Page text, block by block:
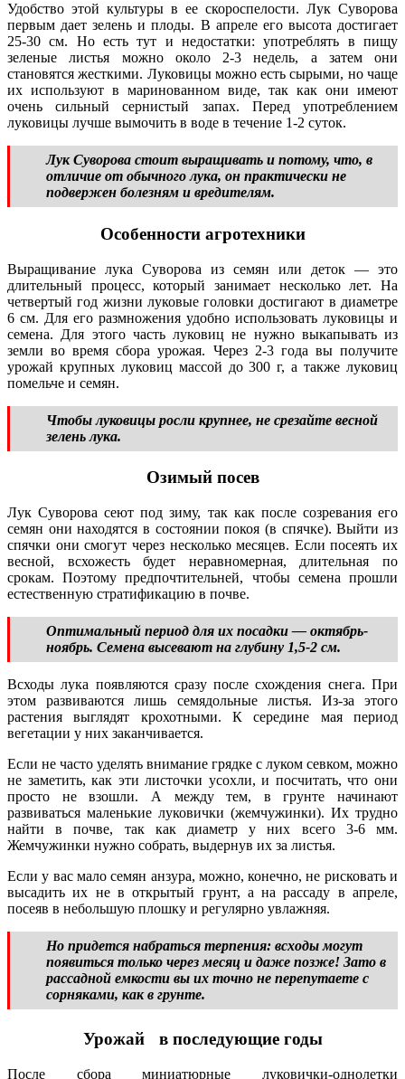
Удобство этой культуры в ее скороспелости. Лук Суворова
первым дает зелень и плоды. В апреле его высота достигает
25-30 см. Но есть тут и недостатки: употреблять в пищу
зеленые листья можно около 2-3 недель, а затем они
становятся жесткими. Луковицы можно есть сырыми, но чаще
их используют в маринованном виде, так как они имеют
очень сильный сернистый запах. Перед употреблением
луковицы лучше вымочить в воде в течение 1-2 суток.
Лук Суворова стоит выращивать и потому, что, в
отличие от обычного лука, он практически не
подвержен болезням и вредителям.
Особенности агротехники
Выращивание лука Суворова из семян или деток — это
длительный процесс, который занимает несколько лет. На
четвертый год жизни луковые головки достигают в диаметре
6 см. Для его размножения удобно использовать луковицы и
семена. Для этого часть луковиц не нужно выкапывать из
земли во время сбора урожая. Через 2-3 года вы получите
урожай крупных луковиц массой до 300 г, а также луковиц
помельче и семян.
Чтобы луковицы росли крупнее, не срезайте весной
зелень лука.
Озимый посев
Лук Суворова сеют под зиму, так как после созревания его
семян они находятся в состоянии покоя (в спячке). Выйти из
спячки они смогут через несколько месяцев. Если посеять их
весной, всхожесть будет неравномерная, длительная по
срокам. Поэтому предпочтительней, чтобы семена прошли
естественную стратификацию в почве.
Оптимальный период для их посадки — октябрь-
ноябрь. Семена высевают на глубину 1,5-2 см.
Всходы лука появляются сразу после схождения снега. При
этом развиваются лишь семядольные листья. Из-за этого
растения выглядят крохотными. К середине мая период
вегетации у них заканчивается.
Если не часто уделять внимание грядке с луком севком, можно
не заметить, как эти листочки усохли, и посчитать, что они
просто не взошли. А между тем, в грунте начинают
развиваться маленькие луковички (жемчужинки). Их трудно
найти в почве, так как диаметр у них всего 3-6 мм.
Жемчужинки нужно собрать, выдернув их за листья.
Если у вас мало семян анзура, можно, конечно, не рисковать и
высадить их не в открытый грунт, а на рассаду в апреле,
посеяв в небольшую плошку и регулярно увлажняя.
Но придется набраться терпения: всходы могут
появиться только через месяц и даже позже! Зато в
рассадной емкости вы их точно не перепутаете с
сорняками, как в грунте.
Урожай в последующие годы
После сбора миниатюрные луковички-однолетки